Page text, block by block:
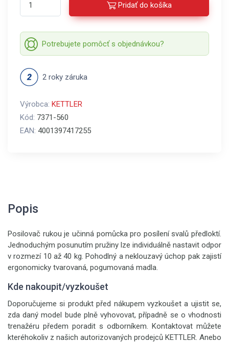
Pridať do košíka
Potrebujete pomôcť s objednávkou?
2 roky záruka
Výrobca: KETTLER
Kód: 7371-560
EAN: 4001397417255
Popis
Posilovač rukou je učinná pomůcka pro posílení svalů předloktí.
Jednoduchým posunutím pružiny lze individuálně nastavit odpor
v rozmezí 10 až 40 kg. Pohodlný a neklouzavý úchop pak zajistí
ergonomicky tvarovaná, pogumovaná madla.
Kde nakoupit/vyzkoušet
Doporučujeme si produkt před nákupem vyzkoušet a ujistit se,
zda daný model bude plně vyhovovat, případně se o vhodnosti
trenažéru předem poradit s odborníkem. Kontaktovat můžete
kteréhokoliv z našich autorizovaných prodejců KETTLER. Anebo